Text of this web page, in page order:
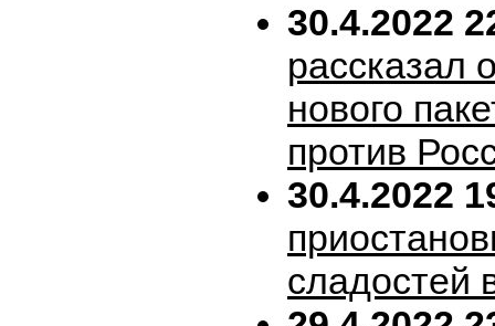
30.4.2022
рассказал
нового
против
30.4.2022
сладостей